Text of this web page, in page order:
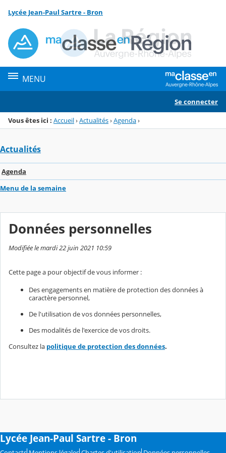
Menu de la rubrique
Contenu
Lycée Jean-Paul Sartre - Bron
MENU
Se connecter
Vous êtes ici : Accueil›Actualités›Agenda›
Actualités
Agenda
Menu de la semaine
Données personnelles
Modifiée le mardi 22 juin 2021 10:59
Cette page a pour objectif de vous informer :
Des engagements en matière de protection des données à
caractère personnel,
De l'utilisation de vos données personnelles,
Des modalités de l'exercice de vos droits.
Consultez la politique de protection des données.
Lycée Jean-Paul Sartre - Bron